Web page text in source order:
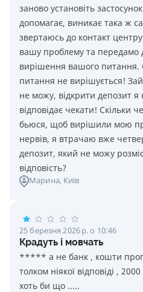
заново установіть
допомагає, виникає така ж
звертаюсь до контакт центру
вашу проблему та передамо
вирішення вашого питання.
питання не вирішується!
не можу, відкрити депозит
відповідає чекати! Скільки
бьюся, щоб вирішили мою
нервів, я втрачаю вже
депозит, який не можу
відповість?
Марина, Київ
25 березня 2026 р. о 10:46
Крадуть і мовчать
***** а не банк , кошти
толком ніякої відповіді ,
хоть би що .....